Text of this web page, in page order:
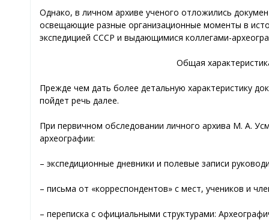
Однако, в личном архиве ученого отложились
освещающие разные организационные моменты в
экспедицией СССР и выдающимися коллегами-
Общая
Прежде чем дать более детальную характеристику
пойдет речь далее.
При первичном обследовании личного архива М. А.
археографии:
– экспедиционные дневники и полевые записи
– письма от «корреспондентов» с мест, учеников и
– переписка с официальными структурами: